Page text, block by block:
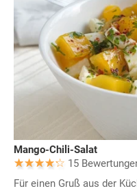
Mango-Chili-Salat
15
Für einen Gruß aus der